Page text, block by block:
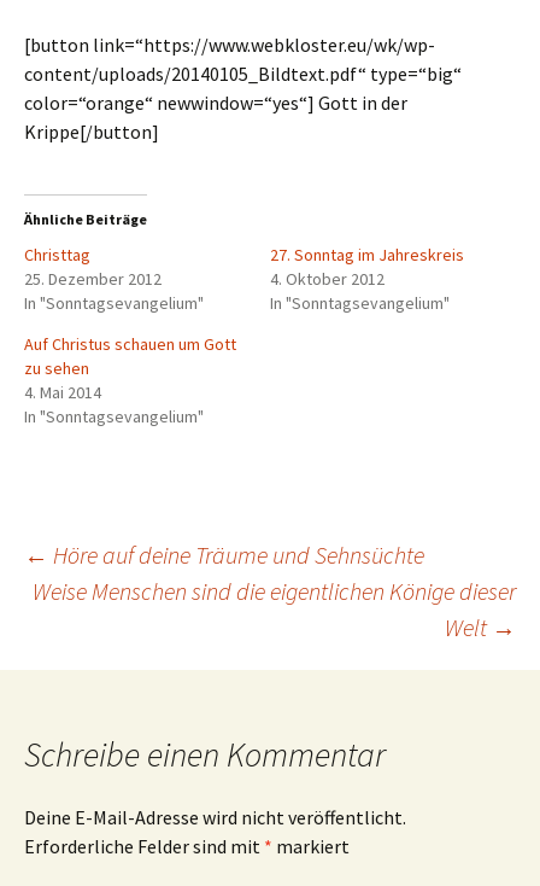
[button link=“https://www.webkloster.eu/wk/wp-
content/uploads/20140105_Bildtext.pdf“ type=“big“
color=“orange“ newwindow=“yes“] Gott in der
Krippe[/button]
Ähnliche Beiträge
Christtag
25. Dezember 2012
In "Sonntagsevangelium"
27. Sonntag im Jahreskreis
4. Oktober 2012
In "Sonntagsevangelium"
Auf Christus schauen um Gott
zu sehen
4. Mai 2014
In "Sonntagsevangelium"
Beitragsnavigation
← Höre auf deine Träume und Sehnsüchte
Weise Menschen sind die eigentlichen Könige dieser
Welt →
Schreibe einen Kommentar
Deine E-Mail-Adresse wird nicht veröffentlicht.
Erforderliche Felder sind mit * markiert